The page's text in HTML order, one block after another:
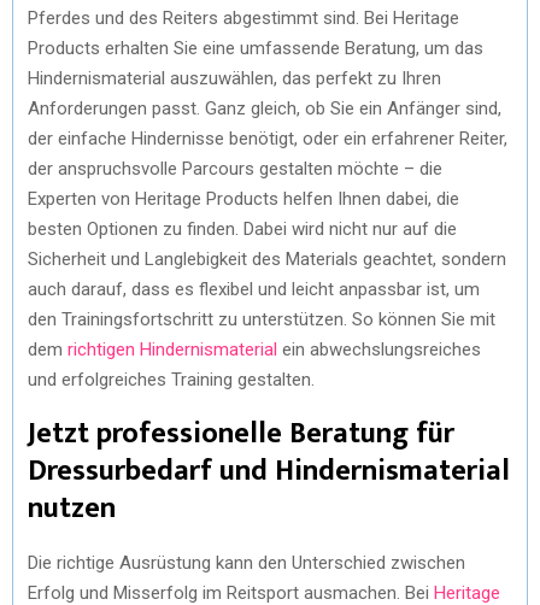
Pferdes und des Reiters abgestimmt sind. Bei Heritage
Products erhalten Sie eine umfassende Beratung, um das
Hindernismaterial auszuwählen, das perfekt zu Ihren
Anforderungen passt. Ganz gleich, ob Sie ein Anfänger sind,
der einfache Hindernisse benötigt, oder ein erfahrener Reiter,
der anspruchsvolle Parcours gestalten möchte – die
Experten von Heritage Products helfen Ihnen dabei, die
besten Optionen zu finden. Dabei wird nicht nur auf die
Sicherheit und Langlebigkeit des Materials geachtet, sondern
auch darauf, dass es flexibel und leicht anpassbar ist, um
den Trainingsfortschritt zu unterstützen. So können Sie mit
dem richtigen Hindernismaterial ein abwechslungsreiches
und erfolgreiches Training gestalten.
Jetzt professionelle Beratung für
Dressurbedarf und Hindernismaterial
nutzen
Die richtige Ausrüstung kann den Unterschied zwischen
Erfolg und Misserfolg im Reitsport ausmachen. Bei Heritage